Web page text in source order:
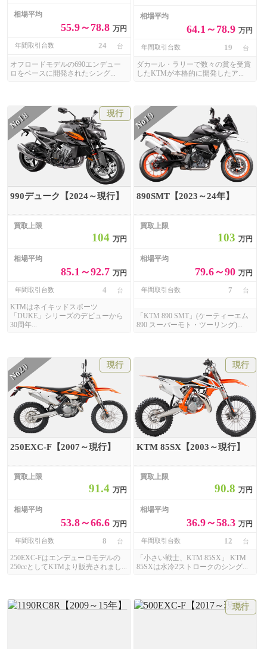
相場平均
55.9～78.8 万円
年間取引台数 24 台
オフロードモデルの690エンデュー
ロをベースに開発されたシング...
相場平均
64.1～78.9万円
年間取引台数 19 台
ダカール・ラリーで数々の賞を受賞
したKTMが本格的に開発したア...
No18 現行
990デューク【2024～現行】
買取上限
104 万円
相場平均
85.1～92.7 万円
年間取引台数 4 台
KTMはネイキッドスポーツ
「DUKE」シリーズのデビューから
30周年...
No
19
890SMT【2023～24年】
買取上限
103万円
相場平均
79.6～90万円
年間取引台数 7 台
「KTM 890 SMT」(ケーティーエム
890 スーパーモト・ツーリング)...
No
20 現行
250EXC-F【2007～現行】
買取上限
91.4 万円
相場平均
53.8～66.6 万円
年間取引台数 8 台
250EXC-Fはエンデューロモデルの
250ccとしてKTMより販売されまし...
現行
KTM 85SX【2003～現行】
買取上限
90.8万円
相場平均
36.9～58.3万円
年間取引台数 12 台
「小さい戦士、KTM 85SX」 KTM
85SXは水冷2ストロークのシング...
現行